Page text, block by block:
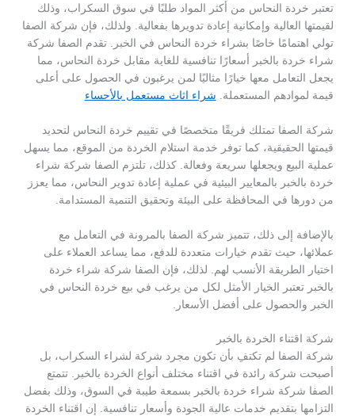
تعتبر خردة النحاس من أكثر المواد طلبًا في سوق السكراب، وذلك
لقيمتها العالية وإمكانية إعادة تدويرها بفعالية. ولذلك، فإن شركة الصفا
تولي اهتمامًا خاصًا بشراء خردة النحاس في الخبر. تقدم الصفا شركة
شراء خردة بالخبر أسعارًا تنافسية للغاية مقابل خردة النحاس، مما
يجعل التعامل معها خيارًا مثاليًا لمن يرغبون في الحصول على أعلى
قيمة لموادهم المستعملة. شراء اثاث مستعمل بالأحساء
شركة الصفا تمتلك فريقًا متخصصًا في تقييم خردة النحاس لتحديد
قيمتها الحقيقية، كما توفر خدمة استلام الخردة من الموقع، مما يسهل
عملية البيع ويجعلها سريعة وفعالة. كذلك، تلتزم الصفا شركة شراء
خردة بالخبر بالمعايير البيئية في عملية إعادة تدوير النحاس، مما يعزز
من دورها في المحافظة على البيئة وتحقيق التنمية المستدامة.
بالإضافة إلى ذلك، تتميز شركة الصفا بالمرونة في التعامل مع
عملائها، حيث تقدم خيارات متعددة للدفع، مما يساعد العملاء على
اختيار الطريقة الأنسب لهم. لذلك، فإن الصفا شركة شراء خردة
بالخبر تعتبر الخيار الأمثل لكل من يرغب في بيع خردة النحاس في
الخبر والحصول على أفضل الأسعار.
شركة اقتناء الخردة بالخبر
شركة الصفا لم تكتفِ بأن تكون مجرد شركة لشراء السكراب، بل
أصبحت شركة رائدة في اقتناء مختلف أنواع الخردة بالخبر. تتمتع
الصفا شركة شراء خردة بالخبر بسمعة طيبة في السوق، وذلك بفضل
التزامها بتقديم خدمات عالية الجودة وأسعار تنافسية. إن اقتناء الخردة